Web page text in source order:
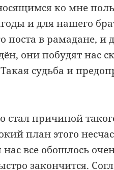
ко мне
и для нашего
поста в рамадане, и
они побудят нас
судьба и
стал причиной
план этого
все обошлось
закончится.